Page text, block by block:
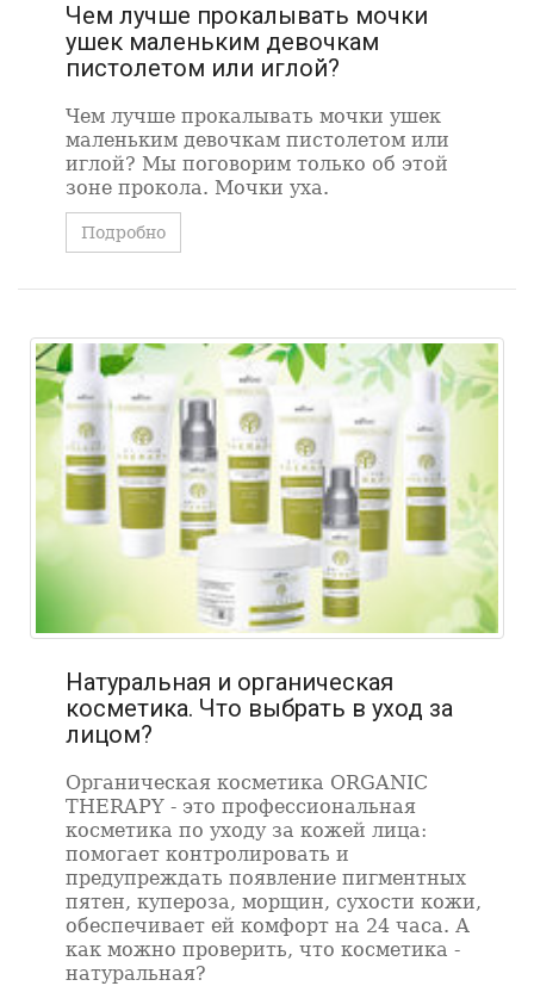
Чем лучше прокалывать мочки
ушек маленьким девочкам
пистолетом или иглой?
Чем лучше прокалывать мочки ушек
маленьким девочкам пистолетом или
иглой? Мы поговорим только об этой
зоне прокола. Мочки уха.
Подробно
Натуральная и органическая
косметика. Что выбрать в уход за
лицом?
Органическая косметика ORGANIC
THERAPY - это профессиональная
косметика по уходу за кожей лица:
помогает контролировать и
предупреждать появление пигментных
пятен, купероза, морщин, сухости кожи,
обеспечивает ей комфорт на 24 часа. А
как можно проверить, что косметика -
натуральная?